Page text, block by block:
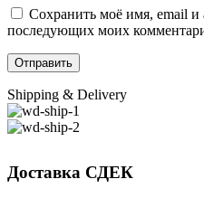
Сохранить моё имя, email и
последующих моих
Shipping & Delivery
Доставка СДЕК